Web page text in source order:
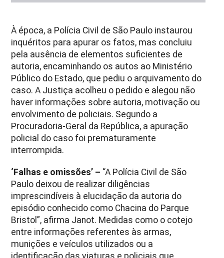
À época, a Polícia Civil de São Paulo instaurou
inquéritos para apurar os fatos, mas concluiu
pela ausência de elementos suficientes de
autoria, encaminhando os autos ao Ministério
Público do Estado, que pediu o arquivamento do
caso. A Justiça acolheu o pedido e alegou não
haver informações sobre autoria, motivação ou
envolvimento de policiais. Segundo a
Procuradoria-Geral da República, a apuração
policial do caso foi prematuramente
interrompida.
‘Falhas e omissões’ – “A Polícia Civil de São
Paulo deixou de realizar diligências
imprescindíveis à elucidação da autoria do
episódio conhecido como Chacina do Parque
Bristol”, afirma Janot. Medidas como o cotejo
entre informações referentes às armas,
munições e veículos utilizados ou a
identificação das viaturas e policiais que